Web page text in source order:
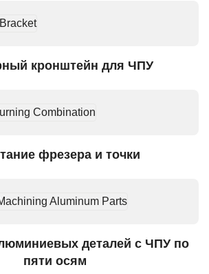
кронштейн для ЧПУ
фрезера и точки
деталей с ЧПУ по
пяти осям